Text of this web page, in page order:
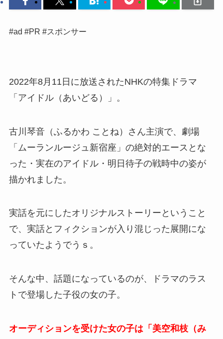
#ad #PR #スポンサー
2022年8月11日に放送されたNHKの特集ドラマ
「アイドル（あいどる）」。
古川琴音（ふるかわ ことね ）さん主演で、劇場
「ムーランルージュ新宿座」の絶対的エースとな
った・実在のアイドル・明日待子の戦時中の姿が
描かれました。
実話を元にしたオリジナルストーリーということ
で、実話とフィクションが入り混じった展開にな
っていたようでうｓ。
そんな中、話題になっているのが、ドラマのラス
トで登場した子役の女の子。
オーディションを受けた女の子は「美空和枝（み